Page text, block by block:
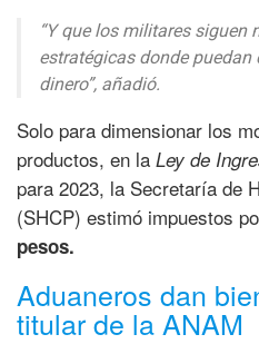
“Y que los militares siguen
estratégicas donde
dinero”, añadió.
Solo para dimensionar los
productos, en la Ley de
para 2023, la Secretaría de
(SHCP) estimó impuestos
pesos.
Aduaneros dan
titular de la ANAM